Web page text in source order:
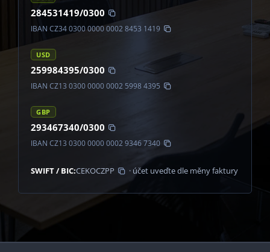
284531419/0300
IBAN CZ34 0300 0000 0002 8453 1419
USD
259984395/0300
IBAN CZ13 0300 0000 0002 5998 4395
GBP
293467340/0300
IBAN CZ13 0300 0000 0002 9346 7340
SWIFT / BIC:CEKOCZPP · účet uveďte dle měny faktury